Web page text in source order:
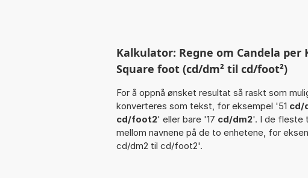
Kalkulator: Regne om Candela
Square foot (cd/dm² til cd/foot²)
For å oppnå ønsket resultat så raskt som
konverteres som tekst, for eksempel '51 cd/
cd/foot2' eller bare '17 cd/dm2'. I de fleste
mellom navnene på de to enhetene, for
cd/dm2 til cd/foot2'.